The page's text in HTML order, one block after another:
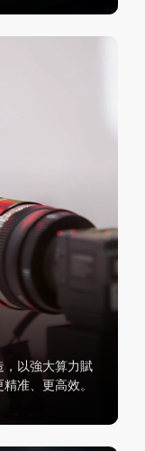
，以強大算力賦
准、更高效。